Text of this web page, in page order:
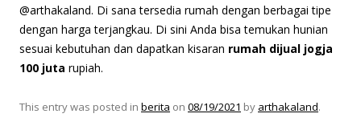
@arthakaland. Di sana tersedia rumah dengan berbagai tipe
dengan harga terjangkau. Di sini Anda bisa temukan hunian
sesuai kebutuhan dan dapatkan kisaran rumah dijual jogja
100 juta rupiah.
This entry was posted in berita on 08/19/2021 by arthakaland.